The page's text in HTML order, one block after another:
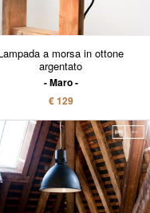
a morsa in ottone
argentato
Maro
€ 129